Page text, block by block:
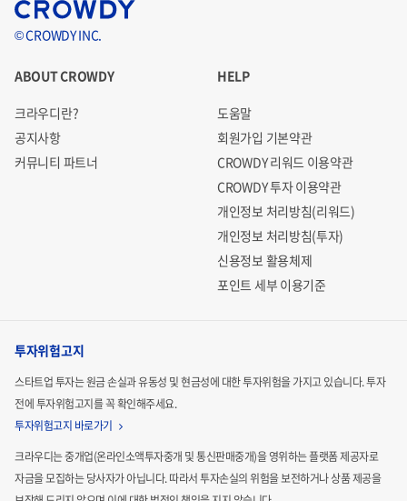
© CROWDY INC.
ABOUT CROWDY
크라우디란?
공지사항
커뮤니티 파트너
HELP
도움말
회원가입 기본약관
CROWDY 리워드 이용약관
CROWDY 투자 이용약관
개인정보 처리방침(리워드)
개인정보 처리방침(투자)
신용정보 활용체제
포인트 세부 이용기준
투자위험고지
스타트업 투자는 원금 손실과 유동성 및 현금성에 대한 투자위험을 가지고 있습니다.투자
전에 투자위험고지를 꼭 확인해주세요.
투자위험고지 바로가기
크라우디는 중개업(온라인소액투자중개 및 통신판매중개)을 영위하는 플랫폼 제공자로
자금을 모집하는당사자가 아닙니다. 따라서 투자손실의 위험을 보전하거나 상품 제공을